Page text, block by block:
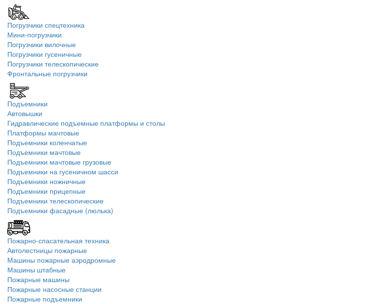
Погрузчики спецтехника
Мини-погрузчики
Погрузчики вилочные
Погрузчики гусеничные
Погрузчики телескопические
Фронтальные погрузчики
Подъемники
Автовышки
Гидравлические подъемные платформы и столы
Платформы мачтовые
Подъемники коленчатые
Подъемники мачтовые
Подъемники мачтовые грузовые
Подъемники на гусеничном шасси
Подъемники ножничные
Подъемники прицепные
Подъемники телескопические
Подъемники фасадные (люлька)
Пожарно-спасательная техника
Автолестницы пожарные
Машины пожарные аэродромные
Машины штабные
Пожарные машины
Пожарные насосные станции
Пожарные подъемники